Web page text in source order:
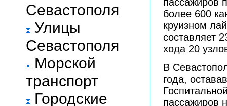
Севастополя
Улицы
Севастополя
Морской
транспорт
Городские
более 600
круизном
составляет
хода 20
В
года,
пассажиров